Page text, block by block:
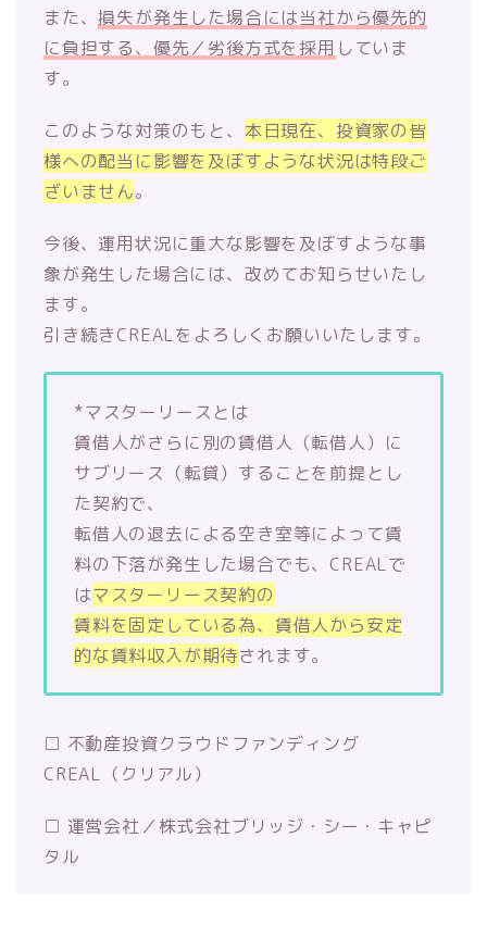
また、損失が発生した場合には当社から優先的
に負担する、優先／劣後方式を採用 していま
す。
このような対策のもと、 本日現在、 投資家の皆
様への配当に影響を及ぼすような状況は特段ご
ざいません。
今後、 運用状況に重大な影響を及ぼすような事
象が発生した場合には、 改めてお知らせいたし
ます。
引き続きCREALをよろしくお願いいたします。
*マスターリースとは
賃借人がさらに別の賃借人（転借人）に
サブリース（転貸） することを前提とし
た契約で、
転借人の退去による空き室等によって賃
料の下落が発生した場合でも、CREALで
はマスターリース契約の
賃料を固定している為、 賃借人から安定
的な賃料収入が期待されます。
□ 不動産投資クラウドファンディング
CREAL（クリアル）
□ 運営会社／株式会社ブリッジ・シー・キャピ
タル